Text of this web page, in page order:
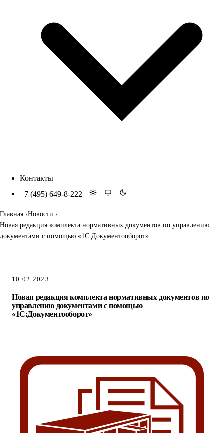
Контакты
+7 (495) 649-8-222
Главная Новости
Новая редакция комплекта нормативных документов по управлению
документами с помощью «1С:Документооборот»
10.02.2023
Новая редакция комплекта нормативных документов по
управлению документами с помощью
«1С:Документооборот»